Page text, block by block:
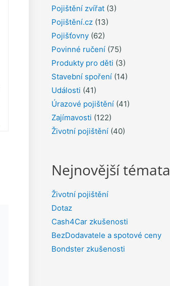
Pojištění zvířat(3)
Pojištění.cz(13)
Pojišťovny(62)
Povinné ručení(75)
Produkty pro děti (3)
Stavební spoření(14)
Události (41)
Úrazové pojištění(41)
Zajímavosti (122)
Životní pojištění(40)
Nejnovější témata
Životní pojištění
Dotaz
Cash4Car zkušenosti
BezDodavatele a spotové ceny
Bondster zkušenosti